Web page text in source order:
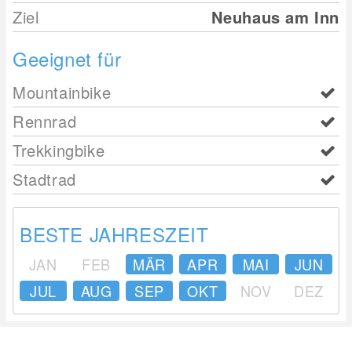
Ziel
Neuhaus am Inn
Geeignet für
Mountainbike
Rennrad
Trekkingbike
Stadtrad
BESTE JAHRESZEIT
JAN FEB MÄR APR MAI
JUN
JUL
AUG SEP OKT NOV DEZ